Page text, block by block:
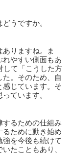
うですか。
りますね。ま
れやすい側面もあ
して「こうした方
。そのため、自
じています。そ
ています。
るための仕組み
るために動き始め
を今後も続けて
たこともあり、